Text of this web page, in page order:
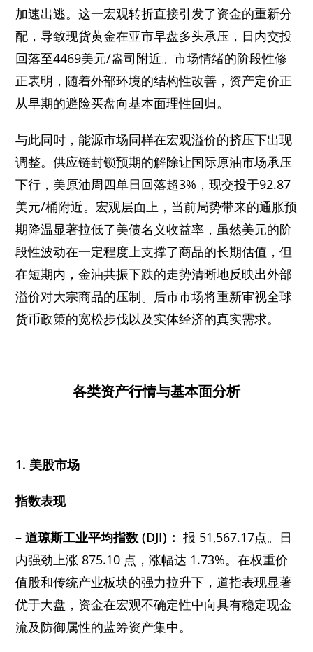
加速出逃。这一宏观转折直接引发了资金的重新分
配，导致现货黄金在亚市早盘多头承压，日内交投
回落至4469美元/盎司附近。市场情绪的阶段性修
正表明，随着外部环境的结构性改善，资产定价正
从早期的避险买盘向基本面理性回归。
与此同时，能源市场同样在宏观溢价的挤压下出现
调整。供应链封锁预期的解除让国际原油市场承压
下行，美原油周四单日回落超3%，现交投于92.87
美元/桶附近。宏观层面上，当前局势带来的通胀预
期降温显著拉低了美债名义收益率，虽然美元的阶
段性波动在一定程度上支撑了商品的长期估值，但
在短期内，金油共振下跌的走势清晰地反映出外部
溢价对大宗商品的压制。后市市场将重新审视全球
货币政策的宽松步伐以及实体经济的真实需求。
各类资产行情与基本面分析
1. 美股市场
指数表现
– 道琼斯工业平均指数 (DJI)：报 51,567.17点。日
内强劲上涨 875.10 点，涨幅达 1.73%。在权重价
值股和传统产业板块的强力拉升下，道指表现显著
优于大盘，资金在宏观不确定性中向具有稳定现金
流及防御属性的蓝筹资产集中。